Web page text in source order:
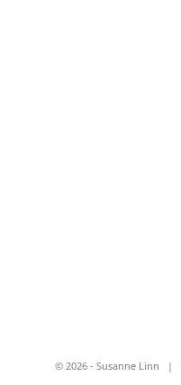
© 2026 - Susanne Linn |